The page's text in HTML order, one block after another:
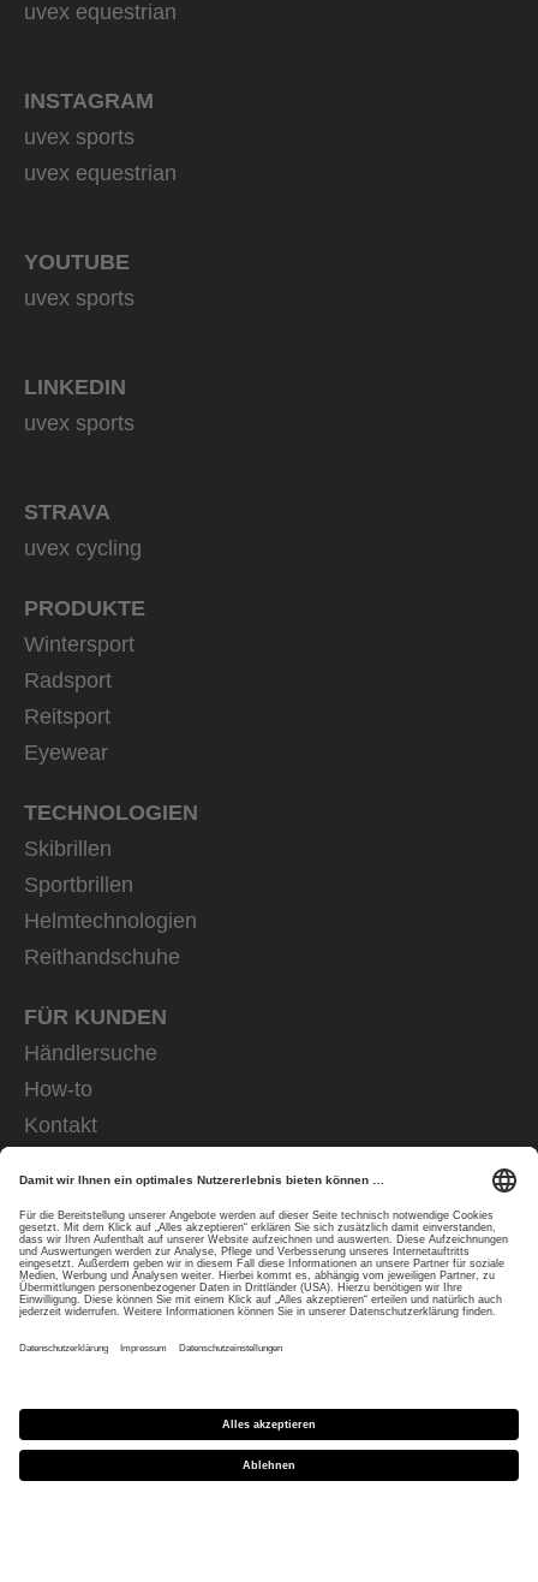
uvex equestrian
INSTAGRAM
uvex sports
uvex equestrian
YOUTUBE
uvex sports
LINKEDIN
uvex sports
STRAVA
uvex cycling
PRODUKTE
Wintersport
Radsport
Reitsport
Eyewear
TECHNOLOGIEN
Skibrillen
Sportbrillen
Helmtechnologien
Reithandschuhe
FÜR KUNDEN
Händlersuche
How-to
Kontakt
FÜR HÄNDLER
Händlershop
Downloads
UNTERNEHMENS­INFORMATION